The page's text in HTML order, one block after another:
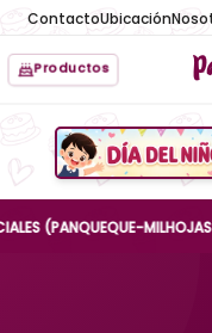
ContactoUbicación
Productos
Boton
(PANQUEQUE-MILHOJAS-